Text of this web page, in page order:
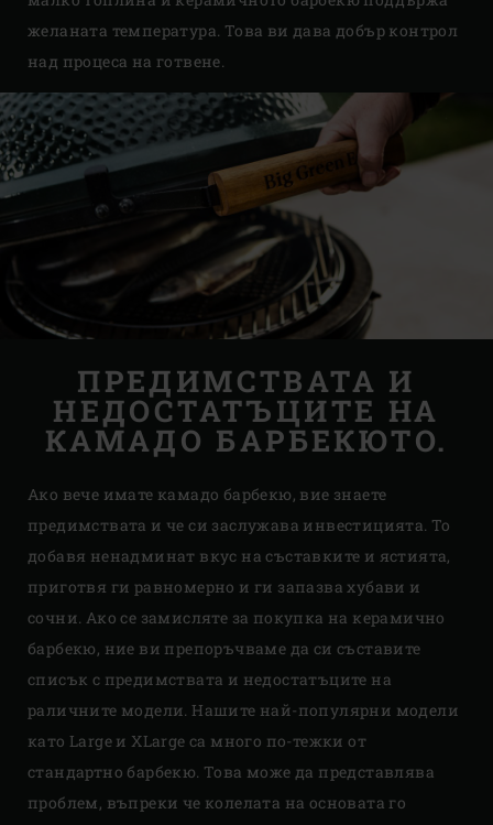
желаната температура. Това ви дава добър контрол
над процеса на готвене.
ПРЕДИМСТВАТА И
НЕДОСТАТЪЦИТЕ НА
КАМАДО БАРБЕКЮТО.
Ако вече имате камадо барбекю, вие знаете
предимствата и че си заслужава инвестицията. То
добавя ненадминат вкус на съставките и ястията,
приготвя ги равномерно и ги запазва хубави и
сочни. Ако се замисляте за покупка на керамично
барбекю, ние ви препоръчваме да си съставите
списък с предимствата и недостатъците на
раличните модели. Нашите най-популярни модели
като Large и XLarge са много по-тежки от
стандартно барбекю. Това може да представлява
проблем, въпреки че колелата на основата го